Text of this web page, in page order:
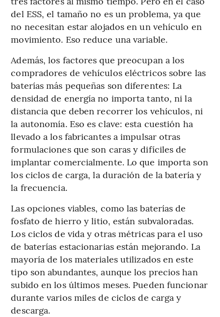
del ESS, el tamaño no es un problema, ya que
no necesitan estar alojados en un vehículo en
movimiento. Eso reduce una variable.
Además, los factores que preocupan a los
compradores de vehículos eléctricos sobre las
baterías más pequeñas son diferentes: La
densidad de energía no importa tanto, ni la
distancia que deben recorrer los vehículos, ni
la autonomía. Eso es clave: esta cuestión ha
llevado a los fabricantes a impulsar otras
formulaciones que son caras y difíciles de
implantar comercialmente. Lo que importa son
los ciclos de carga, la duración de la batería y
la frecuencia.
Las opciones viables, como las baterías de
fosfato de hierro y litio, están subvaloradas.
Los ciclos de vida y otras métricas para el uso
de baterías estacionarias están mejorando. La
mayoría de los materiales utilizados en este
tipo son abundantes, aunque los precios han
subido en los últimos meses. Pueden funcionar
durante varios miles de ciclos de carga y
descarga.